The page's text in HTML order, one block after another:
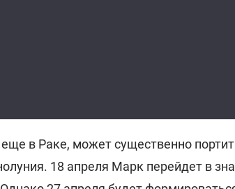
в Раке, может существенно
18 апреля Марк перейдет в